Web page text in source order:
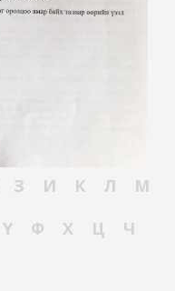
З И К Л
М
Ү Ф Х Ц
Ч